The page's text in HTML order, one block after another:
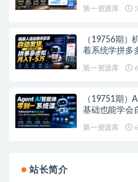
第一资源库 5
（19756期）
着系统学拼多
第一资源库 6
（19751期）
基础也能学会
第一资源库 6
站长简介